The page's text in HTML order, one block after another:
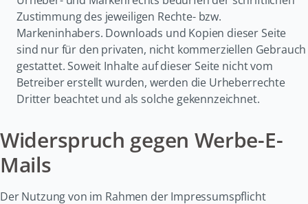
Zustimmung des jeweiligen Rechte- bzw.
Markeninhabers. Downloads und Kopien dieser Seite
sind nur für den privaten, nicht kommerziellen Gebrauch
gestattet. Soweit Inhalte auf dieser Seite nicht vom
Betreiber erstellt wurden, werden die Urheberrechte
Dritter beachtet und als solche gekennzeichnet.
Widerspruch gegen Werbe-E-
Mails
Der Nutzung von im Rahmen der Impressumspflicht